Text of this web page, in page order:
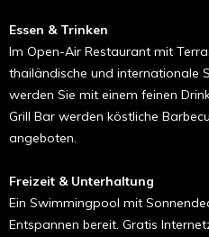
Essen & Trinken
Im Open-Air Restaurant mit
thailändische und internationale
werden Sie mit einem feinen
Grill Bar werden köstliche
angeboten.
Freizeit & Unterhaltung
Ein Swimmingpool mit
Entspannen bereit. Gratis